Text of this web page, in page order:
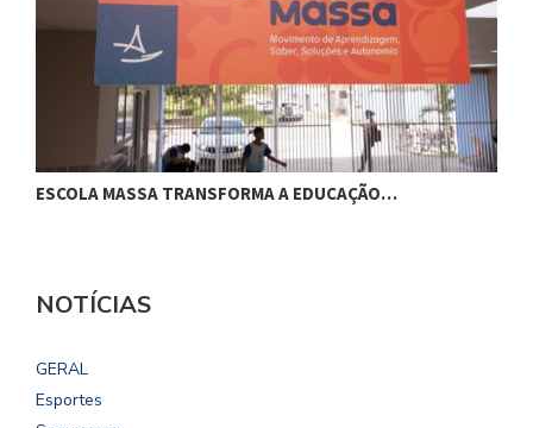
ESCOLA MASSA TRANSFORMA A EDUCAÇÃO…
NOTÍCIAS
GERAL
Esportes